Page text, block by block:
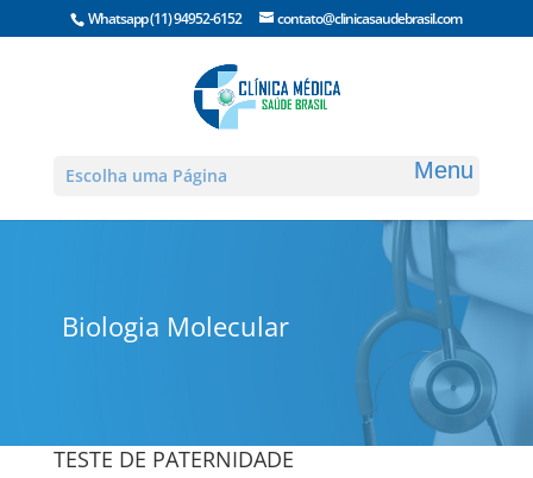
Whatsapp(11) 94952-6152 contato@clinicasaudebrasil.com
Escolha uma Página
Biologia Molecular
TESTE DE PATERNIDADE